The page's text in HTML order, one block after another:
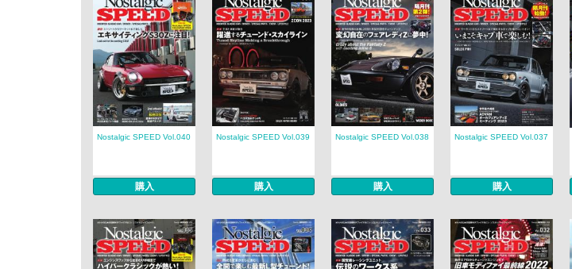
Nostalgic SPEED Vol.040
購入
Nostalgic SPEED Vol.039
購入
Nostalgic SPEED Vol.038
購入
Nostalgic SPEED Vol.037
購入